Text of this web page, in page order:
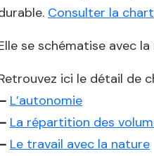
Consulter la
se schématise avec
ici le détail de
L’autonomie
La répartition des
Le travail avec la nature